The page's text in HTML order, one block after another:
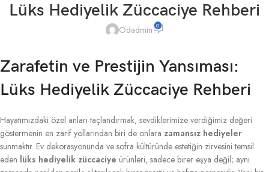
Lüks Hediyelik Züccaciye Rehberi
Odadmin 0
Zarafetin ve Prestijin Yansıması:
Lüks Hediyelik Züccaciye Rehberi
Hayatımızdaki özel anları taçlandırmak, sevdiklerimize verdiğimiz değeri
göstermenin en zarif yollarından biri de onlara zamansız hediyeler
sunmaktır. Ev dekorasyonunda ve sofra kültüründe estetiğin zirvesini temsil
eden lüks hediyelik züccaciye ürünleri, sadece birer eşya değil; aynı